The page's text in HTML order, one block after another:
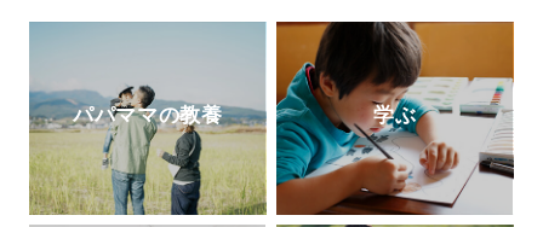
ソーリ流 声かけ変換ワークブック」(宝島
頭の中がこんなことになっているなん
て！』（主婦の友社）、『10歳からのカラ
ダ・性・ココロのいろいろブック(ほるぷ
出版)』が発売中。公式ＨＰ
パパママの教養 学ぶ